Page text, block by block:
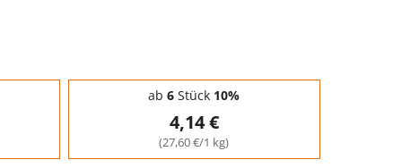
ab 6 Stück 10%
4,14 €
(27,60 €/1 kg)